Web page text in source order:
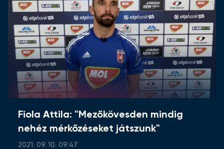
Fiola Attila: "Mezőkövesden mindig
nehéz mérkőzéseket játszunk"
2021. 09. 10. 09:47